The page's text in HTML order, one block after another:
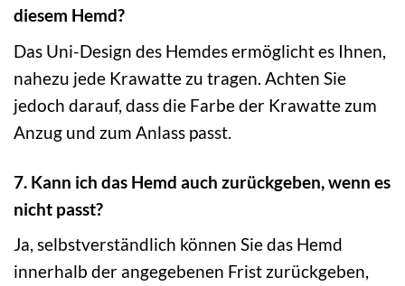
diesem Hemd?
Das Uni-Design des Hemdes ermöglicht es Ihnen,
nahezu jede Krawatte zu tragen. Achten Sie
jedoch darauf, dass die Farbe der Krawatte zum
Anzug und zum Anlass passt.
7. Kann ich das Hemd auch zurückgeben, wenn es
nicht passt?
Ja, selbstverständlich können Sie das Hemd
innerhalb der angegebenen Frist zurückgeben,